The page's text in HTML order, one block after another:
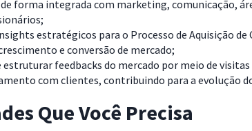
forma integrada com marketing, comunicação,
estratégicos para o Processo de Aquisição de
e conversão de mercado;
estruturar feedbacks do mercado por meio de
com clientes, contribuindo para a evolução
Que Você Precisa